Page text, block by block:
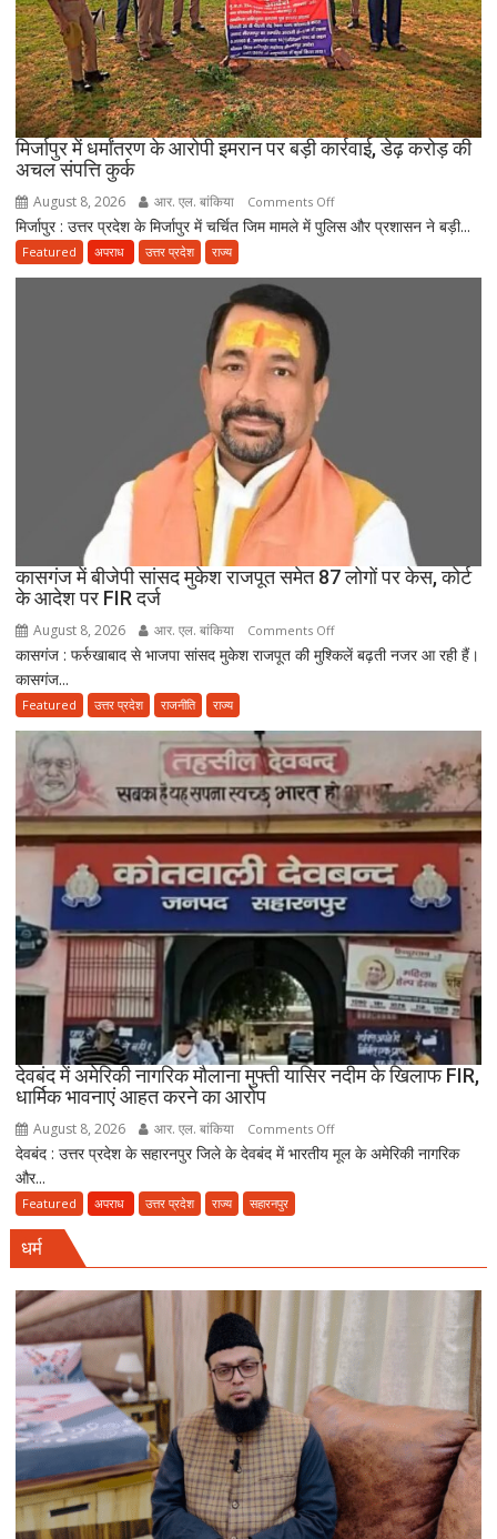
मिर्जापुर में धर्मांतरण के आरोपी इमरान पर बड़ी कार्रवाई, डेढ़ करोड़ की
अचल संपत्ति कुर्क
August 8, 2026 आर. एल. बांकिया Comments Offon
मिर्जापुर
करोड़
संपत्ति
कुर्क
मिर्जापुर : उत्तर प्रदेश के मिर्जापुर में चर्चित जिम मामले में पुलिस और प्रशासन ने बड़ी...
Featured अपराध उत्तर प्रदेश राज्य
कासगंज में बीजेपी सांसद मुकेश राजपूत समेत 87 लोगों पर केस, कोर्ट
के आदेश पर FIR दर्ज
August 8, 2026 आर. एल. बांकिया Comments Offon
कासगंज
मुकेश
राजपूत
समेत
87
लोगों
पर
केस,
कोर्ट
के
आदेश
कासगंज : फर्रुखाबाद से भाजपा सांसद मुकेश राजपूत की मुश्किलें बढ़ती नजर आ रही हैं।
कासगंज...
Featured उत्तर प्रदेश राजनीति राज्य
देवबंद में अमेरिकी नागरिक मौलाना मुफ्ती यासिर नदीम के खिलाफ FIR,
धार्मिक भावनाएं आहत करने का आरोप
August 8, 2026 आर. एल. बांकिया Comments Offon
देवबंद
यासिर
खिलाफ
FIR,
धार्मिक
भावनाएं
आहत
करने
का
देवबंद : उत्तर प्रदेश के सहारनपुर जिले के देवबंद में भारतीय मूल के अमेरिकी नागरिक
और...
Featured अपराध उत्तर प्रदेश राज्य सहारनपुर
धर्म